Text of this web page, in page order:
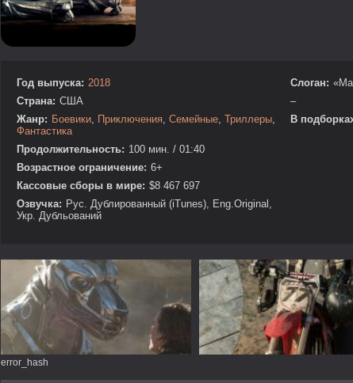
Год выпуска: 2018
Страна: США
Жанр: Боевики Приключения Семейные Триллеры
Фантастика
Продолжительность: 100 мин. / 01:40
Возрастное ограничение: 6+
Кассовые сборы в мире: $8 467 697
Озвучка: Рус. Дублированный (iTunes), Eng.Original,
Укр. Дубльований
Слоган:
–
В
error_hash